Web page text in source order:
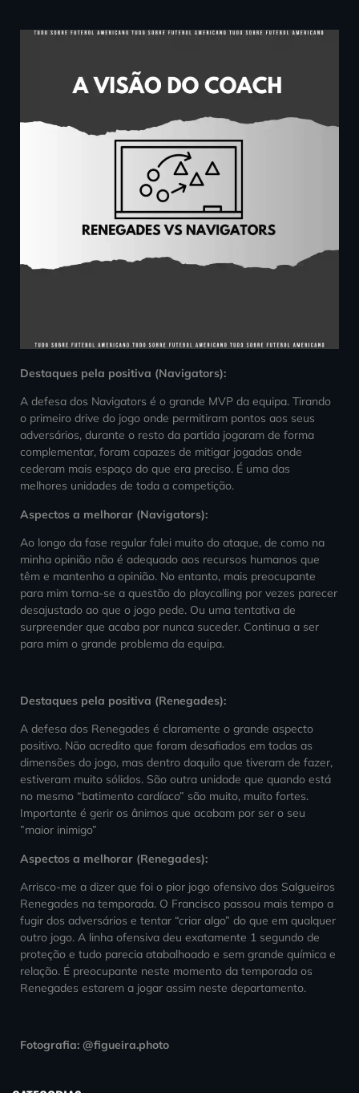
Destaques pela positiva (Navigators):
A defesa dos Navigators é o grande MVP da equipa. Tirando
o primeiro drive do jogo onde permitiram pontos aos seus
adversários, durante o resto da partida jogaram de forma
complementar, foram capazes de mitigar jogadas onde
cederam mais espaço do que era preciso. É uma das
melhores unidades de toda a competição.
Aspectos a melhorar (Navigators):
Ao longo da fase regular falei muito do ataque, de como na
minha opinião não é adequado aos recursos humanos que
têm e mantenho a opinião. No entanto, mais preocupante
para mim torna-se a questão do playcalling por vezes parecer
desajustado ao que o jogo pede. Ou uma tentativa de
surpreender que acaba por nunca suceder. Continua a ser
para mim o grande problema da equipa.
Destaques pela positiva (Renegades):
A defesa dos Renegades é claramente o grande aspecto
positivo. Não acredito que foram desafiados em todas as
dimensões do jogo, mas dentro daquilo que tiveram de fazer,
estiveram muito sólidos. São outra unidade que quando está
no mesmo “batimento cardíaco” são muito, muito fortes.
Importante é gerir os ânimos que acabam por ser o seu
”maior inimigo”
Aspectos a melhorar (Renegades):
Arrisco-me a dizer que foi o pior jogo ofensivo dos Salgueiros
Renegades na temporada. O Francisco passou mais tempo a
fugir dos adversários e tentar “criar algo” do que em qualquer
outro jogo. A linha ofensiva deu exatamente 1 segundo de
proteção e tudo parecia atabalhoado e sem grande química e
relação. É preocupante neste momento da temporada os
Renegades estarem a jogar assim neste departamento.
Fotografia: @figueira.photo